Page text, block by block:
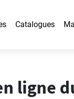
Catalogues
ligne